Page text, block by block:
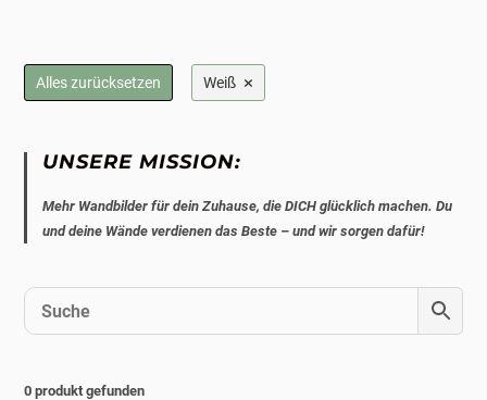
Alles zurücksetzen Weiß ×
UNSERE MISSION:
Mehr Wandbilder für dein Zuhause, die DICH glücklich machen. Du
und deine Wände verdienen das Beste – und wir sorgen dafür!
0 produkt gefunden